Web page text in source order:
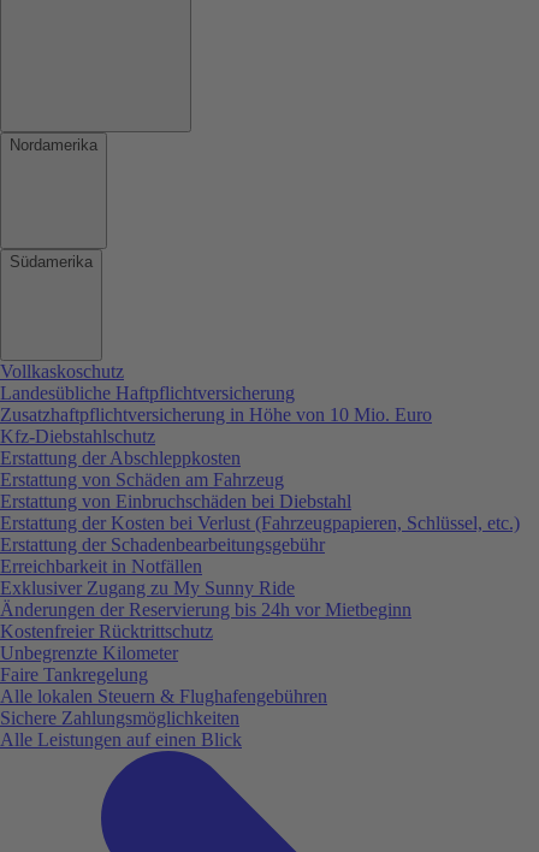
Nordamerika
Südamerika
Vollkaskoschutz
Landesübliche Haftpflichtversicherung
Zusatzhaftpflichtversicherung in Höhe von 10 Mio. Euro
Kfz-Diebstahlschutz
Erstattung der Abschleppkosten
Erstattung von Schäden am Fahrzeug
Erstattung von Einbruchschäden bei Diebstahl
Erstattung der Kosten bei Verlust (Fahrzeugpapieren, Schlüssel, etc.)
Erstattung der Schadenbearbeitungsgebühr
Erreichbarkeit in Notfällen
Exklusiver Zugang zu My Sunny Ride
Änderungen der Reservierung bis 24h vor Mietbeginn
Kostenfreier Rücktrittschutz
Unbegrenzte Kilometer
Faire Tankregelung
Alle lokalen Steuern & Flughafengebühren
Sichere Zahlungsmöglichkeiten
Alle Leistungen auf einen Blick